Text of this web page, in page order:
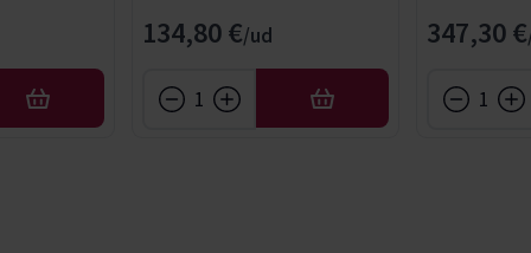
AÑADIR
134,80 €
AÑADIR
347,30 €